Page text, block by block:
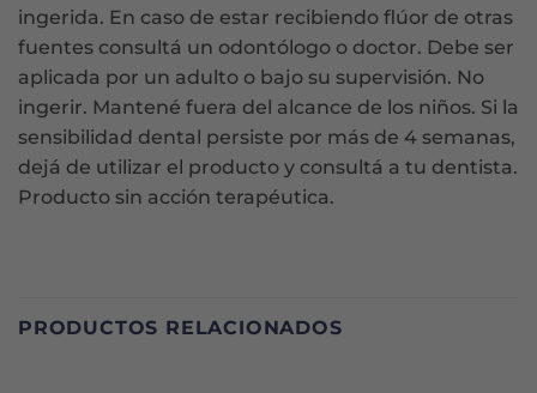
ingerida. En caso de estar recibiendo flúor de otras
fuentes consultá un odontólogo o doctor. Debe ser
aplicada por un adulto o bajo su supervisión. No
ingerir. Mantené fuera del alcance de los niños. Si la
sensibilidad dental persiste por más de 4 semanas,
dejá de utilizar el producto y consultá a tu dentista.
Producto sin acción terapéutica.
PRODUCTOS RELACIONADOS